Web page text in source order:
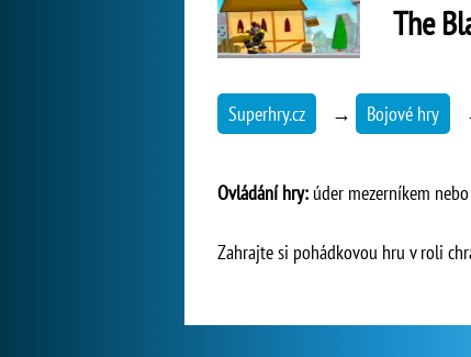
The
Superhry.cz → Bojové hry
Ovládání hry: úder mezerníkem
Zahrajte si pohádkovou hru v roli